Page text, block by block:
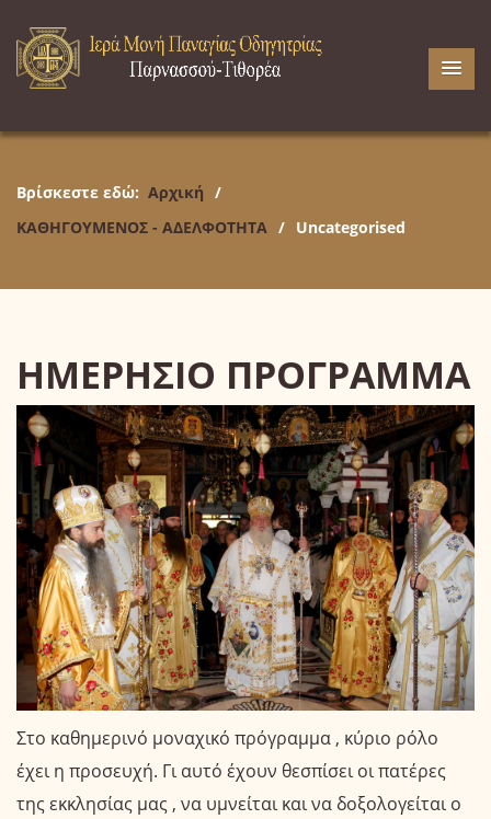
Βρίσκεστε εδώ: Αρχική /
ΚΑΘΗΓΟΥΜΕΝΟΣ - ΑΔΕΛΦΟΤΗΤΑ / Uncategorised
ΗΜΕΡΗΣΙΟ ΠΡΟΓΡΑΜΜΑ
Στο καθημερινό μοναχικό πρόγραμμα , κύριο ρόλο
έχει η προσευχή. Γι αυτό έχουν θεσπίσει οι πατέρες
της εκκλησίας μας , να υμνείται και να δοξολογείται ο